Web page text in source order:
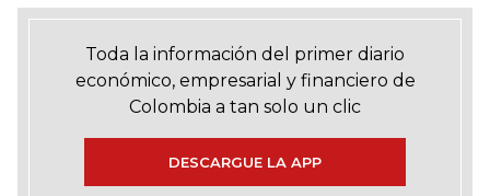
Toda la información del primer diario
económico, empresarial y financiero de
Colombia a tan solo un clic
DESCARGUE LA APP